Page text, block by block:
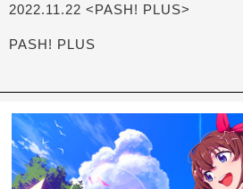
2022.11.22 <PASH! PLUS>
PASH! PLUS